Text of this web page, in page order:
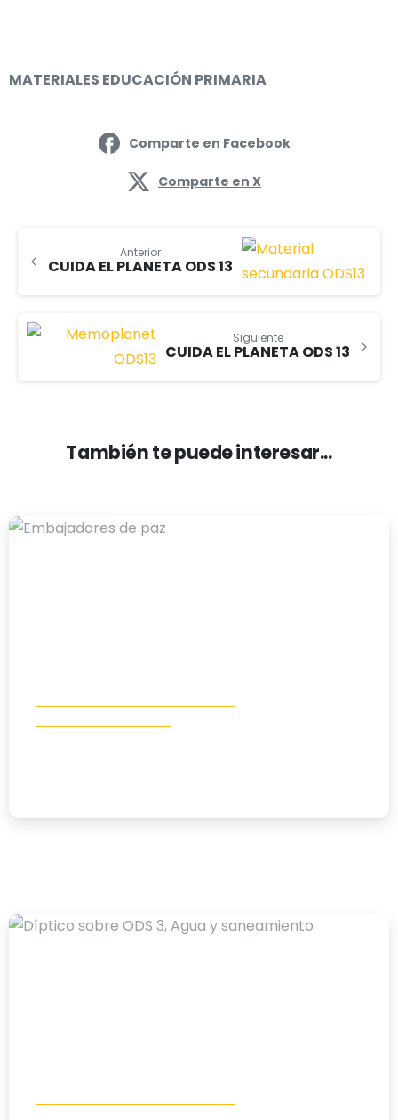
MATERIALES EDUCACIÓN PRIMARIA
Comparte en Facebook
Comparte en X
Anterior
CUIDA EL PLANETA ODS 13
Siguiente
CUIDA EL PLANETA ODS 13
También te puede interesar...